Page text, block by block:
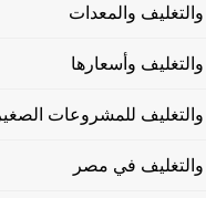
والتغليف والمعدات
والتغليف وأسعارها
والتغليف للمشروعات
والتغليف في مصر